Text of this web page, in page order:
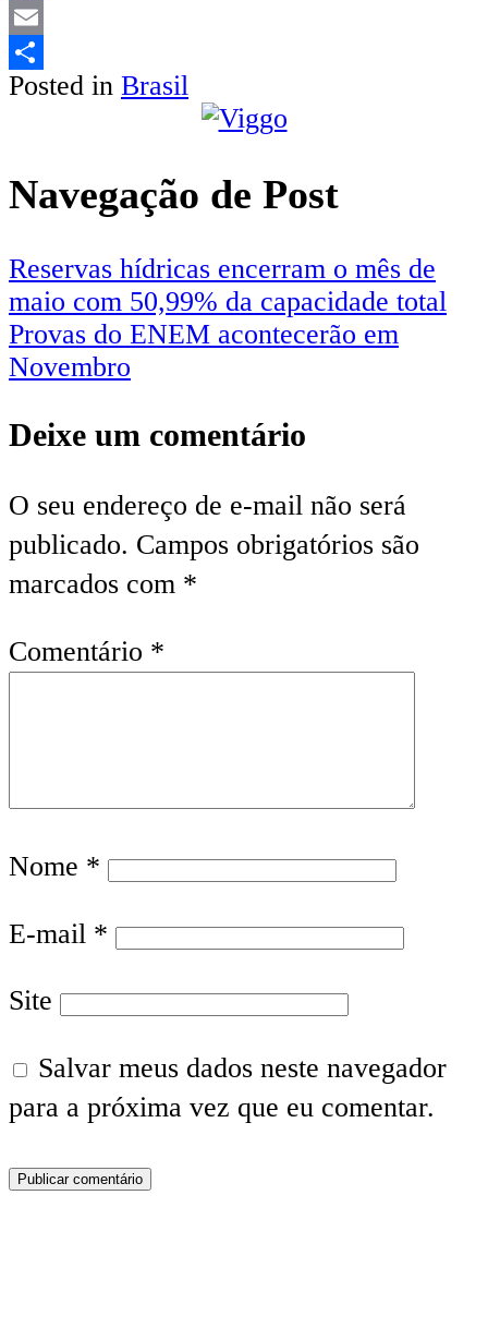
LinkedIn
Email
Share
Posted in Brasil
Navegação de Post
Reservas hídricas encerram o mês de
maio com 50,99% da capacidade total
Provas do ENEM acontecerão em
Novembro
Deixe um comentário
O seu endereço de e-mail não será
publicado. Campos obrigatórios são
marcados com *
Comentário *
Nome *
E-mail *
Site
Salvar meus dados neste navegador
para a próxima vez que eu comentar.